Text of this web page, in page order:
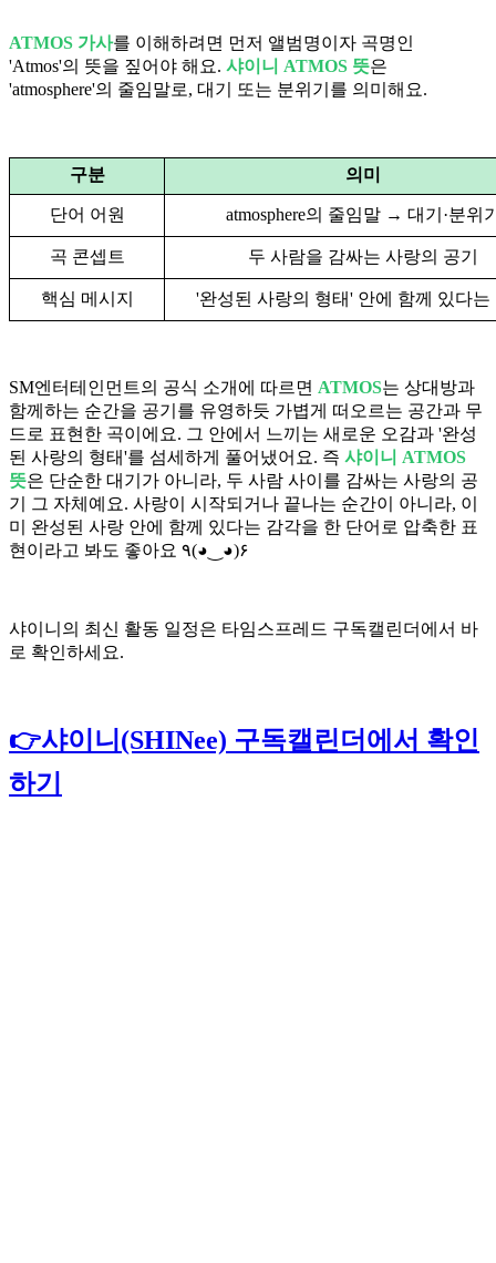
ATMOS 가사를 이해하려면 먼저 앨범명이자 곡명인
'Atmos'의 뜻을 짚어야 해요. 샤이니 ATMOS 뜻은
'atmosphere'의 줄임말로, 대기 또는 분위기를 의미해요.
구분 의미
단어 어원 atmosphere의 줄임말 → 대기·분위
곡 콘셉트 두 사람을 감싸는 사랑의 공기
핵심 메시지 '완성된 사랑의 형태' 안에 함께 있다는
SM엔터테인먼트의 공식 소개에 따르면 ATMOS는 상대방과
함께하는 순간을 공기를 유영하듯 가볍게 떠오르는 공간과 무
드로 표현한 곡이에요. 그 안에서 느끼는 새로운 오감과 '완성
된 사랑의 형태'를 섬세하게 풀어냈어요. 즉 샤이니 ATMOS
뜻은 단순한 대기가 아니라, 두 사람 사이를 감싸는 사랑의 공
기 그 자체예요. 사랑이 시작되거나 끝나는 순간이 아니라, 이
미 완성된 사랑 안에 함께 있다는 감각을 한 단어로 압축한 표
현이라고 봐도 좋아요 ٩(◕‿◕)۶
샤이니의 최신 활동 일정은 타임스프레드 구독캘린더에서 바
로 확인하세요.
👉샤이니(SHINee) 구독캘린더에서 확인
하기